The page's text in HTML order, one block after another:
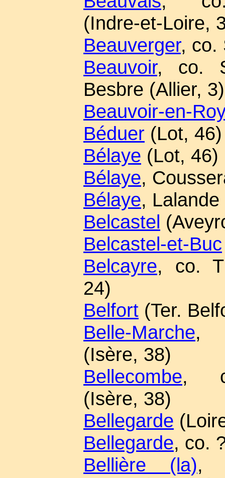
(Indre-et-Loire,
Beauverger, co.
Beauvoir, co.
Besbre (Allier, 3)
Beauvoir-en-
Béduer (Lot, 46)
Bélaye (Lot, 46)
Bélaye,
Bélaye,
Belcastel
Belcastel-et-Buc
Belcayre, co.
24)
Belfort (Ter.
Belle-Marche,
(Isère, 38)
Bellecombe,
(Isère, 38)
Bellegarde
Bellegarde, co.
Bellière (la),